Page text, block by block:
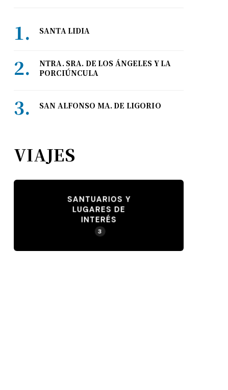
SANTA LIDIA
NTRA. SRA. DE LOS ÁNGELES Y LA
PORCIÚNCULA
SAN ALFONSO MA. DE LIGORIO
VIAJES
SANTUARIOS Y
LUGARES DE
INTERÉS
3